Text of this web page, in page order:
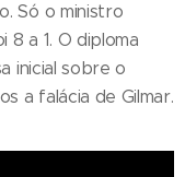
Só o ministro
8 a 1. O diploma
inicial sobre o
a falácia de Gilmar.